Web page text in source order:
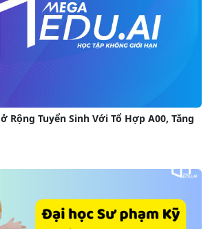
Rộng Tuyển Sinh Với Tổ Hợp A00, Tăng